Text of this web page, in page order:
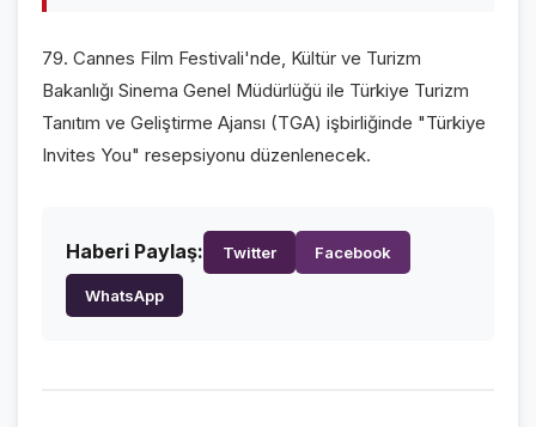
KÜNYE
79. Cannes Film Festivali'nde, Kültür ve Turizm
Bakanlığı Sinema Genel Müdürlüğü ile Türkiye Turizm
Tanıtım ve Geliştirme Ajansı (TGA) işbirliğinde "Türkiye
Invites You" resepsiyonu düzenlenecek.
Haberi Paylaş: Twitter Facebook
WhatsApp